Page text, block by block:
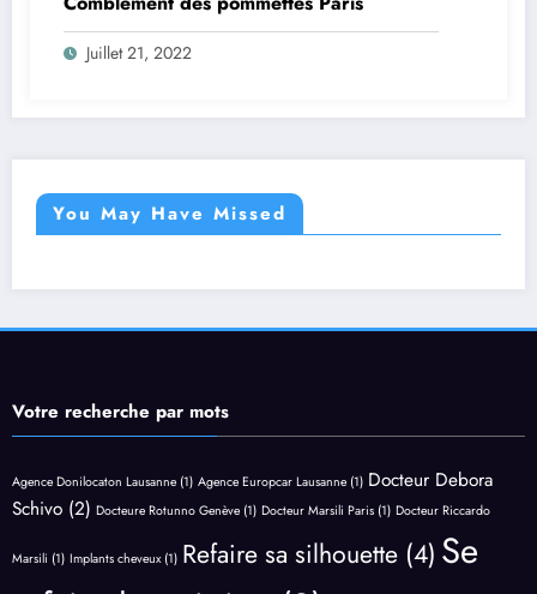
Juillet 21, 2022
You May Have Missed
Votre recherche par mots
Agence Donilocaton Lausanne (1) Agence Europcar Lausanne (1) Docteur Debora
Schivo (2) Docteure Rotunno Genève (1) Docteur Marsili Paris (1) Docteur Riccardo
Marsili (1) Implants cheveux(1) Refaire sa silhouette (4) Se